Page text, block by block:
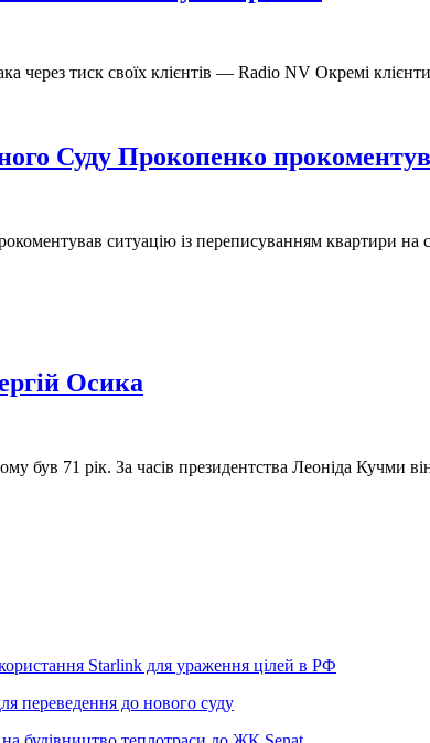
тиск своїх клієнтів — Radio NV Окремі
Суду Прокопенко
ситуацію із переписуванням квартири на
Осика
був 71 рік. За часів президентства Леоніда Кучми
Starlink для ураження цілей в РФ
переведення до нового суду